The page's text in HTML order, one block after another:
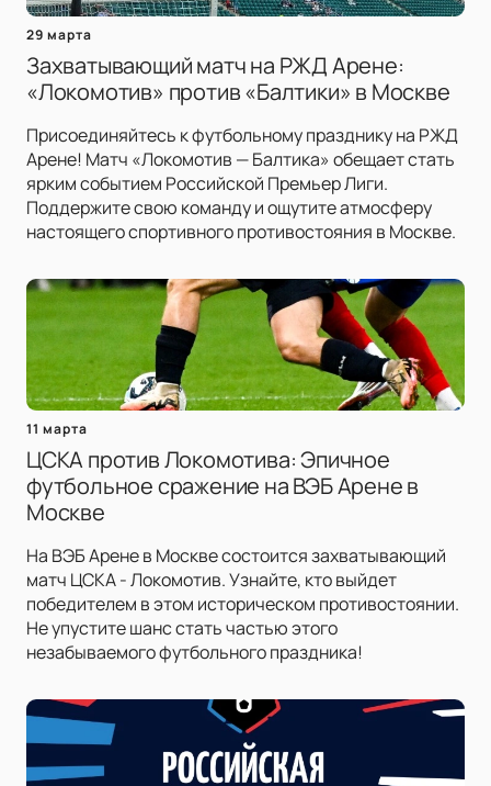
29 марта
Захватывающий матч на РЖД Арене:
«Локомотив» против «Балтики» в Москве
Присоединяйтесь к футбольному празднику на РЖД
Арене! Матч «Локомотив — Балтика» обещает стать
ярким событием Российской Премьер Лиги.
Поддержите свою команду и ощутите атмосферу
настоящего спортивного противостояния в Москве.
11 марта
ЦСКА против Локомотива: Эпичное
футбольное сражение на ВЭБ Арене в
Москве
На ВЭБ Арене в Москве состоится захватывающий
матч ЦСКА - Локомотив. Узнайте, кто выйдет
победителем в этом историческом противостоянии.
Не упустите шанс стать частью этого
незабываемого футбольного праздника!